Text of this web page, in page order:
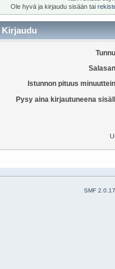
Ole hyvä ja kirjaudu sisään tai
Kirjaudu
Istunnon pituus
Pysy aina kirjautuneena
SMF 2.0.17